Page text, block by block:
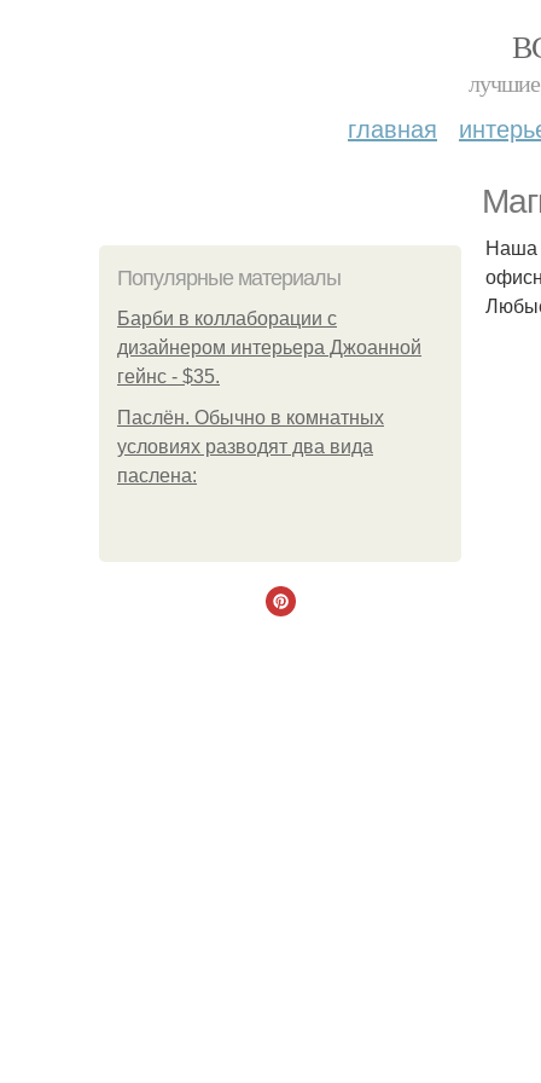
лучшие
главная
Популярные материалы
Барби в коллаборации с
дизайнером интерьера Джоанной
гейнс - $35.
Паслён. Обычно в комнатных
условиях разводят два вида
паслена:
Наша